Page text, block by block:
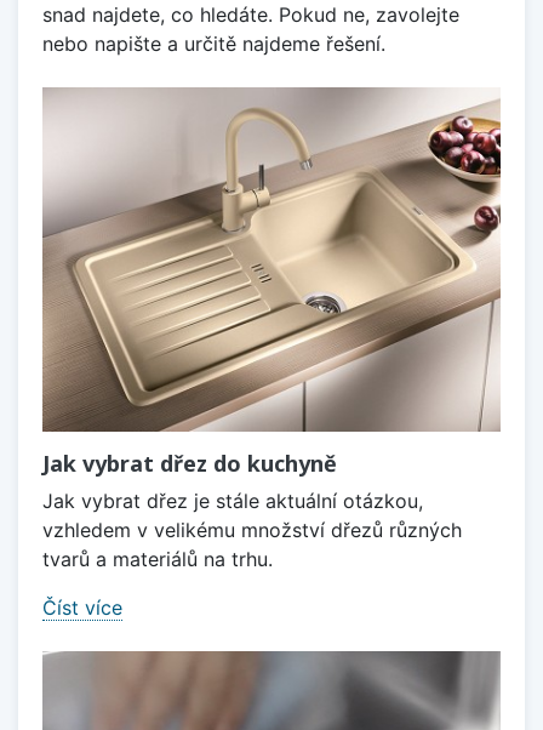
snad najdete, co hledáte. Pokud ne, zavolejte
nebo napište a určitě najdeme řešení.
Jak vybrat dřez do kuchyně
Jak vybrat dřez je stále aktuální otázkou,
vzhledem v velikému množství dřezů různých
tvarů a materiálů na trhu.
Číst více